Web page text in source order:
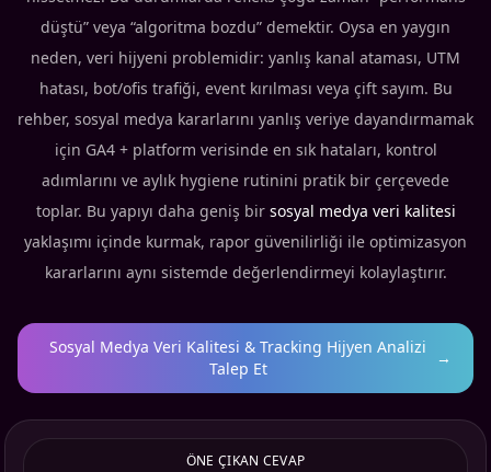
düştü” veya “algoritma bozdu” demektir. Oysa en yaygın
neden, veri hijyeni problemidir: yanlış kanal ataması, UTM
hatası, bot/ofis trafiği, event kırılması veya çift sayım. Bu
rehber, sosyal medya kararlarını yanlış veriye dayandırmamak
için GA4 + platform verisinde en sık hataları, kontrol
adımlarını ve aylık hygiene rutinini pratik bir çerçevede
toplar. Bu yapıyı daha geniş bir sosyal medya veri kalitesi
yaklaşımı içinde kurmak, rapor güvenilirliği ile optimizasyon
kararlarını aynı sistemde değerlendirmeyi kolaylaştırır.
Sosyal Medya Veri Kalitesi & Tracking Hijyen Analizi
Talep Et
→
ÖNE ÇIKAN CEVAP